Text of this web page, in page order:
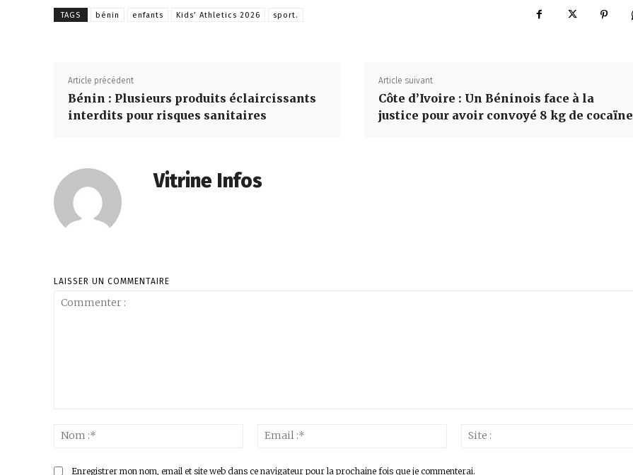
TAGS bénin enfants ‎Kids’ Athletics 2026 sport.
Article précédent
‎Bénin : Plusieurs produits éclaircissants
interdits pour risques sanitaires
Article suivant
Côte d’Ivoire : Un Béninois face à la
justice pour avoir convoyé 8 kg de cocaïne
Vitrine Infos
LAISSER UN COMMENTAIRE
Email
Enregistrer mon nom, email et site web dans ce navigateur pour la prochaine fois que je commenterai.